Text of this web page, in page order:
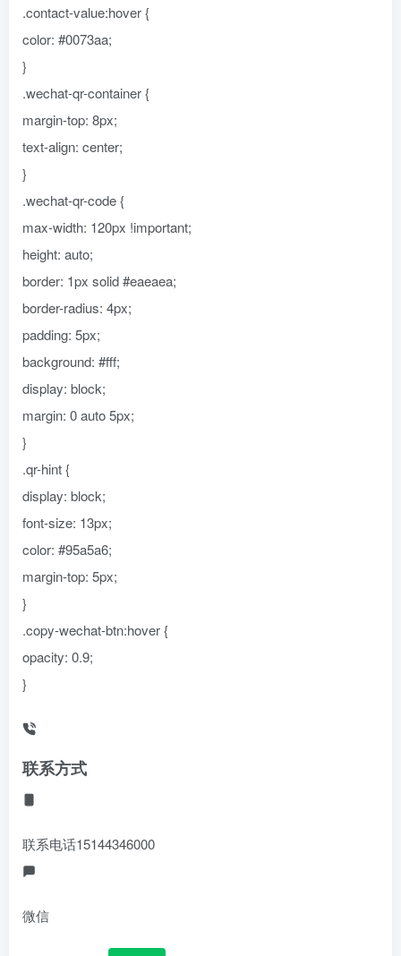
.contact-value:hover {
color: #0073aa;
}
.wechat-qr-container {
margin-top: 8px;
text-align: center;
}
.wechat-qr-code {
max-width: 120px !important;
height: auto;
border: 1px solid #eaeaea;
border-radius: 4px;
padding: 5px;
background: #fff;
display: block;
margin: 0 auto 5px;
}
.qr-hint {
display: block;
font-size: 13px;
color: #95a5a6;
margin-top: 5px;
}
.copy-wechat-btn:hover {
opacity: 0.9;
}
联系方式
联系电话15144346000
微信